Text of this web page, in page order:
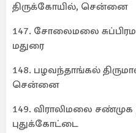
திருக்கோயில், சென்னை
147. சோலைமலை
மதுரை
148. பழவந்தாங்கல்
சென்னை
149. விராலிமலை சண்முக
புதுக்கோட்டை